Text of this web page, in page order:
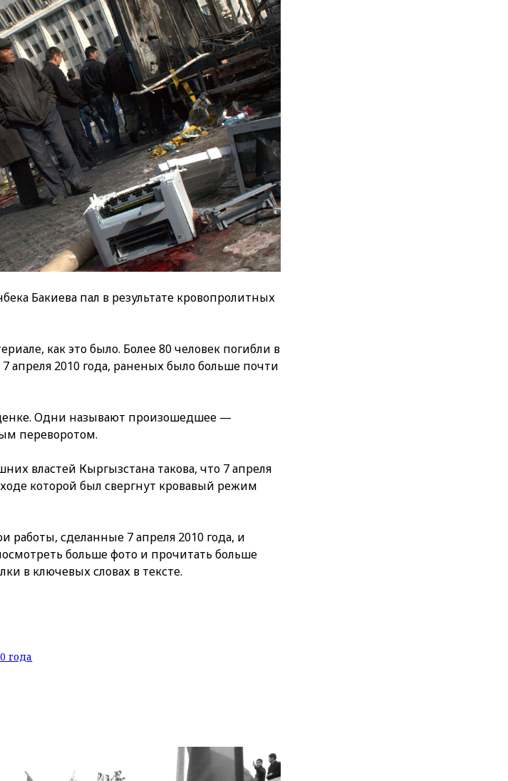
Бакиева пал в результате кровопролитных
как это было. Более 80 человек погибли в
апреля 2010 года, раненых было больше почти
Одни называют произошедшее —
переворотом.
властей Кыргызстана такова, что 7 апреля
которой был свергнут кровавый режим
работы, сделанные 7 апреля 2010 года, и
больше фото и прочитать больше
в ключевых словах в тексте.
года